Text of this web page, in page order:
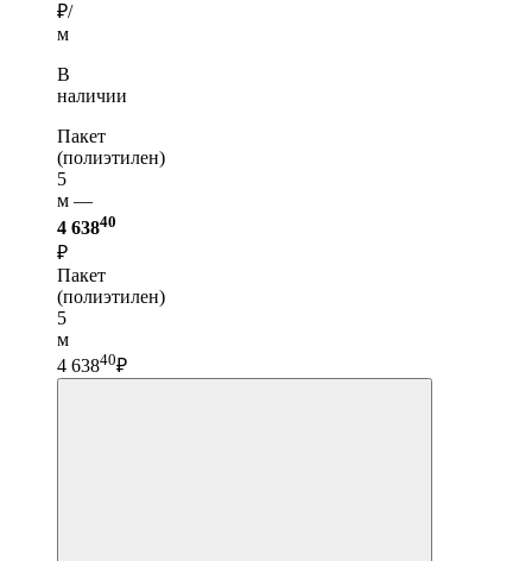
₽/
м
В
наличии
Пакет
(полиэтилен)
5
м —
4 63840
₽
Пакет
(полиэтилен)
5
м
4 63840₽